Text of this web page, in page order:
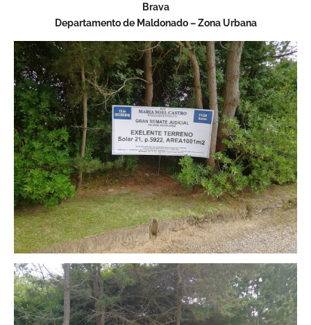
Brava
Departamento de Maldonado – Zona Urbana